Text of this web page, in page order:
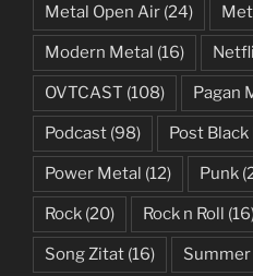
Metal Open Air (24)
Modern Metal (16)
OVTCAST (108) Pagan
Podcast (98) Post
Power Metal (12) Punk
Rock (20) Rock n Roll
Song Zitat (16)